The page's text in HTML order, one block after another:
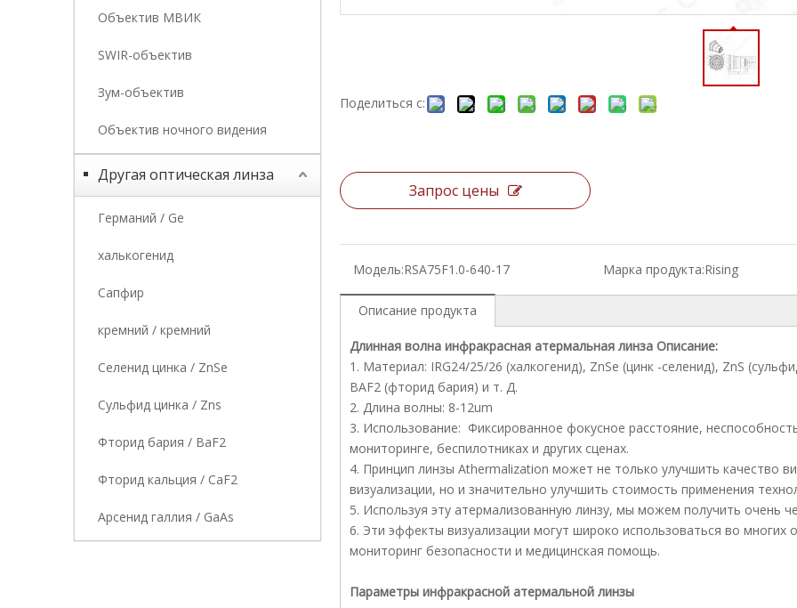
Объектив МВИК
SWIR-объектив
Зум-объектив
Объектив ночного видения
Другая оптическая линза
Германий / Ge
халькогенид
Сапфир
кремний / кремний
Селенид цинка / ZnSe
Сульфид цинка / Zns
Фторид бария / BaF2
Фторид кальция / CaF2
Арсенид галлия / GaAs
Поделиться с:
Запрос цены
Модель:RSA75F1.0-640-17 Марка продукта:Rising
Описание продукта
Длинная волна инфракрасная атермальная линза Описание:
1. Материал: IRG24/25/26 (халкогенид), ZnSe (цинк -селенид), ZnS
BAF2 (фторид бария) и т. Д.
2. Длина волны: 8-12um
3. Использование: Фиксированное фокусное расстояние,
мониторинге, беспилотниках и других сценах.
4. Принцип линзы Athermalization может не только улучшить качество
визуализации, но и значительно улучшить стоимость применения
5. Используя эту атермализованную линзу, мы можем получить очень
6. Эти эффекты визуализации могут широко использоваться во многих
мониторинг безопасности и медицинская помощь.
Параметры инфракрасной атермальной линзы